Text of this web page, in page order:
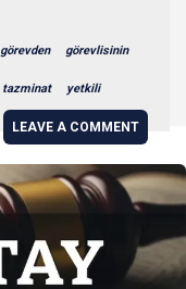
görevden görevlisinin
tazminat yetkili
LEAVE A COMMENT